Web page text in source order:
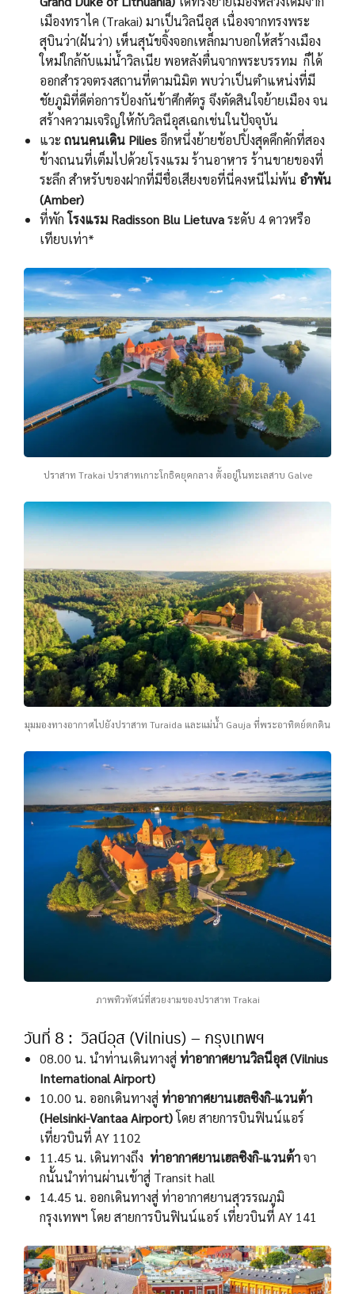
เมืองทราไค (Trakai) มาเป็นวิลนีอุส เนื่องจากทรงพระ
สุบินว่า(ฝันว่า) เห็นสุนัขจิ้งจอกเหล็กมาบอกให้สร้างเมือง
ใหม่ใกล้กับแม่น้ำวิลเนีย พอหลังตื่นจากพระบรรทม ก็ได้
ออกสำรวจตรงสถานที่ตามนิมิต พบว่าเป็นตำแหน่งที่มี
ชัยภูมิที่ดีต่อการป้องกันข้าศึกศัตรู จึงตัดสินใจย้ายเมือง จน
สร้างความเจริญให้กับวิลนีอุสเฉกเช่นในปัจจุบัน
แวะ ถนนคนเดิน Piliesอีกหนึ่งย้ายช้อปปิ้งสุดคึกคักที่สอง
ข้างถนนที่เต็มไปด้วยโรงแรม ร้านอาหาร ร้านขายของที่
ระลึก สำหรับของฝากที่มีชื่อเสียงขอที่นี่คงหนีไม่พ้น อำพัน
(Amber)
ที่พัก โรงแรม Radisson Blu Lietuvaระดับ 4 ดาวหรือ
เทียบเท่า*
ปราสาท Trakai ปราสาทเกาะโกธิคยุคกลาง ตั้งอยู่ในทะเลสาบ Galve
มุมมองทางอากาศไปยังปราสาท Turaida และแม่น้ำ Gauja ที่พระอาทิตย์ตกดิน
ภาพทิวทัศน์ที่สวยงามของปราสาท Trakai
วันที่ 8 : วิลนีอุส (Vilnius) – กรุงเทพฯ
08.00 น. นำท่านเดินทางสู่ท่าอากาศยานวิลนีอุส (Vilnius
International Airport)
10.00 น. ออกเดินทางสู่ท่าอากาศยานเฮลซิงกิ-แวนต้า
(Helsinki-Vantaa Airport)โดย สายการบินฟินน์แอร์
เที่ยวบินที่ AY 1102
11.45 น. เดินทางถึง ท่าอากาศยานเฮลซิงกิ-แวนต้าจา
กนั้นนําท่านผ่านเข้าสู่ Transit hall
14.45 น. ออกเดินทางสู่ ท่าอากาศยานสุวรรณภูมิ
กรุงเทพฯ โดย สายการบินฟินน์แอร์ เที่ยวบินที่ AY 141